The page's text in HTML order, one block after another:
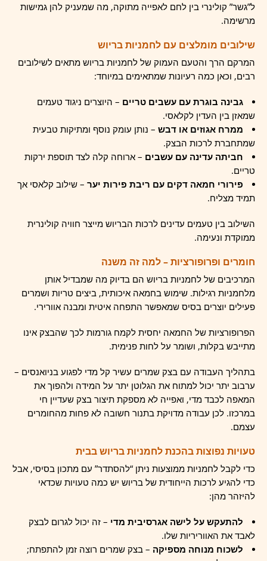
ל”גשר” קולינרי בין לחם לאפייה מתוקה, מה שמעניק להן גמישות
מרשימה.
שילובים מומלצים עם לחמניות בריוש
המרקם הרך והטעם העמוק של לחמניות בריוש מתאים לשילובים
רבים, וכאן כמה רעיונות שמתאימים במיוחד:
גבינה בוגרת עם עשבים טריים – היוצרים ניגוד טעמים
שמאזן בין העדין לקלאסי.
ממרח אגוזים או דבש – נותן עומק נוסף ומתיקות טבעית
שמתחברת לרכות הבצק.
חביתה עדינה עם עשבים – ארוחה קלה לצד תוספת ירקות
טריים.
פירורי חמאה דקים עם ריבת פירות יער – שילוב קלאסי אך
תמיד מצליח.
השילוב בין טעמים עדינים לרכות הבריוש מייצר חוויה קולינרית
ממוקדת ונעימה.
חומרים ופרופורציות – למה זה משנה
המרכיבים של לחמניות בריוש הם בדיוק מה שמבדיל אותן
מלחמניות רגילות. שימוש בחמאה איכותית, ביצים טריות ושמרים
פעילים יוצרים בסיס שמאפשר התפחה איטית ומבנה אוורירי.
הפרופורציות של החמאה יחסית לקמח גורמות לכך שהבצק אינו
מתייבש בקלות, ושומר על לחות פנימית.
בתהליך העבודה עם בצק שמרים עשיר קל מדי לפגוע בניואנסים –
ערבוב יתר יכול למתוח את הגלוטן יתר על המידה ולהפוך את
המאפה לכבד מדי, ואפייה לא מספקת תיצור בצק שעדיין חי
במרכזו. לכן עבודה מדויקת בתנור חשובה לא פחות מהחומרים
עצמם.
טעויות נפוצות בהכנת לחמניות בריוש בבית
כדי לקבל לחמניות ממוצעות ניתן “להסתדר” עם מתכון בסיסי, אבל
כדי להגיע לרכות הייחודית של בריוש יש כמה טעויות שכדאי
להיזהר מהן:
להתעקש על לישה אגרסיבית מדי – זה יכול לגרום לבצק
לאבד את האווריריות שלו.
לשכוח מנוחה מספיקה – בצק שמרים רוצה זמן להתפתח;